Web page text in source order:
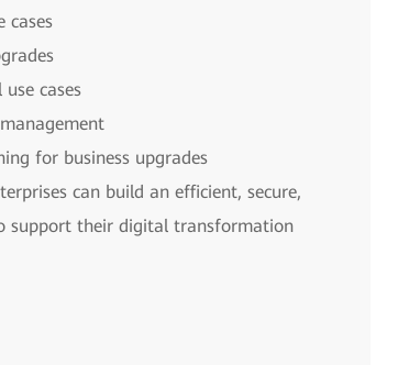
cases
cases
for business upgrades
can build an efficient, secure,
support their digital transformation